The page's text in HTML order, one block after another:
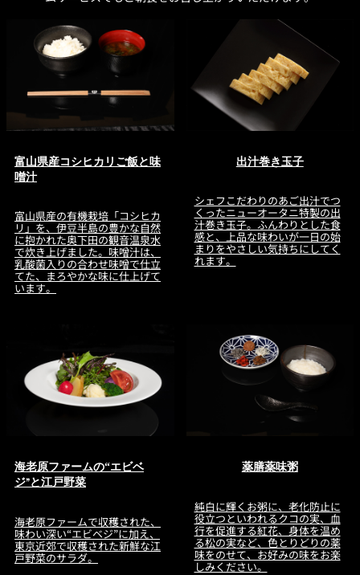
富山県産コシヒカリご飯と味
噌汁
富山県産の有機栽培「コシヒカ
リ」を、伊豆半島の豊かな自然
に抱かれた奥下田の観音温泉水
で炊き上げました。味噌汁は、
乳酸菌入りの合わせ味噌で仕立
てた、まろやかな味に仕上げて
います。
出汁巻き玉子
シェフこだわりのあご出汁でつ
くったニューオータニ特製の出
汁巻き玉子。ふんわりとした食
感と、上品な味わいが一日の始
まりをやさしい気持ちにしてく
れます。
海老原ファームの“エビベ
ジ”と江戸野菜
海老原ファームで収穫された、
味わい深い“エビベジ”に加え、
東京近郊で収穫された新鮮な江
戸野菜のサラダ。
薬膳薬味粥
純白に輝くお粥に、老化防止に
役立つといわれるクコの実、血
行を促進する紅花、身体を温め
る松の実など、色とりどりの薬
味をのせて、お好みの味をお楽
しみください。